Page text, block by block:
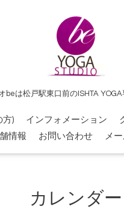
beは松戸駅東口前のISHTA
方) インフォメーション
情報 お問い合わせ メ
カレンダー